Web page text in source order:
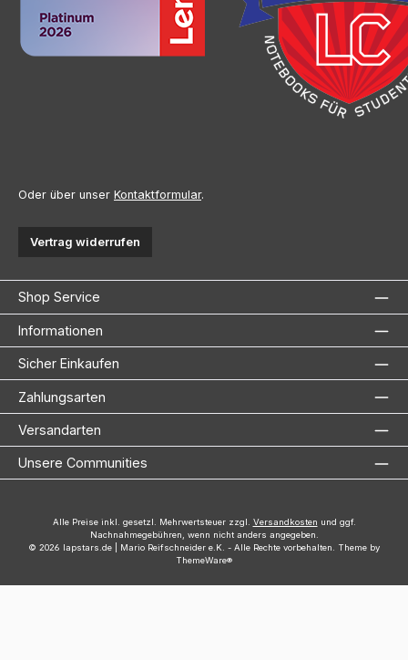
Oder über unser Kontaktformular.
Vertrag widerrufen
Shop Service
Informationen
Sicher Einkaufen
Zahlungsarten
Versandarten
Unsere Communities
Alle Preise inkl. gesetzl. Mehrwertsteuer zzgl. Versandkosten und ggf.
Nachnahmegebühren, wenn nicht anders angegeben.
© 2026 lapstars.de | Mario Reifschneider e.K. - Alle Rechte vorbehalten. Theme by
ThemeWare®